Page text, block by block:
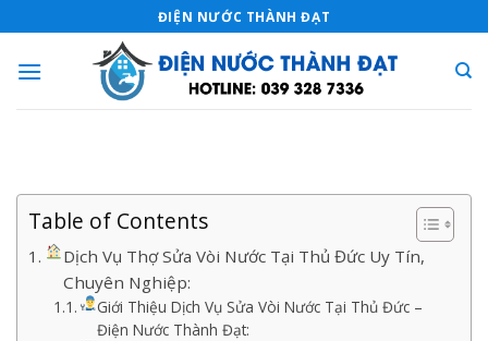
to
content
ĐIỆN NƯỚC THÀNH ĐẠT
Table of Contents
Dịch Vụ Thợ Sửa Vòi Nước Tại Thủ Đức Uy Tín,
Chuyên Nghiệp:
Giới Thiệu Dịch Vụ Sửa Vòi Nước Tại Thủ Đức –
Điện Nước Thành Đạt: